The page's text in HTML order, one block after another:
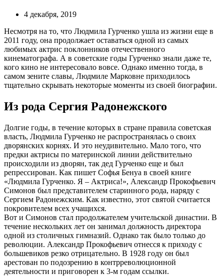
4 декабря, 2019
Несмотря на то, что Людмила Гурченко ушла из жизни еще в
2011 году, она продолжает оставаться одной из самых
любимых актрис поклонников отечественного
кинематографа. А в советские годы Гурченко знали даже те,
кого кино не интересовало вовсе. Однако именно тогда, в
самом зените славы, Людмиле Марковне приходилось
тщательно скрывать некоторые моменты из своей биографии.
Из рода Сергия Радонежского
Долгие годы, в течение которых в стране правила советская
власть, Людмила Гурченко не распространялась о своих
дворянских корнях. И это неудивительно. Мало того, что
предки актрисы по материнской линии действительно
происходили из дворян, так дед Гурченко еще и был
репрессирован. Как пишет Софья Бенуа в своей книге
«Людмила Гурченко. Я – Актриса!», Александр Прокофьевич
Симонов был представителем старинного рода, наряду с
Сергием Радонежским. Как известно, этот святой считается
покровителем всех учащихся.
Вот и Симонов стал продолжателем учительской династии. В
течение нескольких лет он занимал должность директора
одной из столичных гимназий. Однако так было только до
революции. Александр Прокофьевич отнесся к приходу с
большевиков резко отрицательно. В 1928 году он был
арестован по подозрению в контрреволюционной
деятельности и приговорен к 3-м годам ссылки.